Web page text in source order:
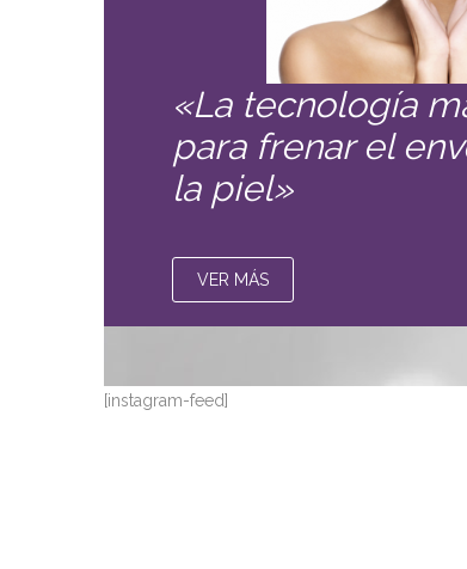
«La tecnología
para frenar el
la piel»
VER MÁS
[instagram-feed]